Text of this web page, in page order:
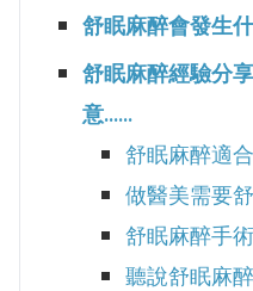
舒眠麻醉會發生
舒眠麻醉經驗分
意......
舒眠麻醉適
做醫美需要
舒眠麻醉手
聽說舒眠麻